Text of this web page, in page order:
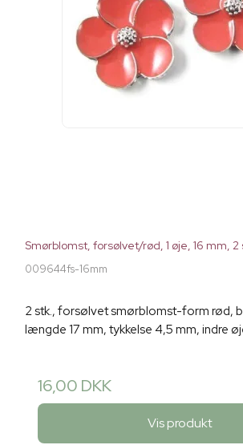
Smørblomst, forsølvet/rød, 1 øje, 16 mm, 2
009644fs-16mm
2 stk., forsølvet smørblomst-form rød,
længde 17 mm, tykkelse 4,5 mm, indre
16,00 DKK
Vis produkt